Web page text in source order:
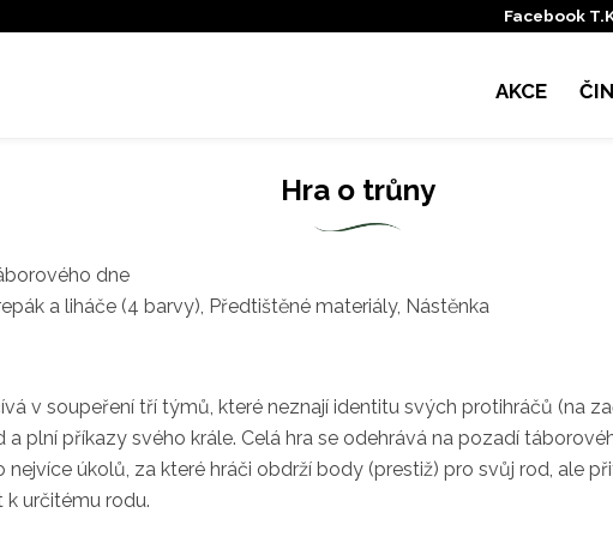
Facebook
AKCE
Hra o trůny
dne
a liháče (4 barvy), Předtištěné materiály, Nástěnka
v soupeření tří týmů, které neznají identitu svých protihráčů (na
a plní příkazy svého krále. Celá hra se odehrává na pozadí
nejvíce úkolů, za které hráči obdrží body (prestiž) pro svůj rod, ale
k určitému rodu.